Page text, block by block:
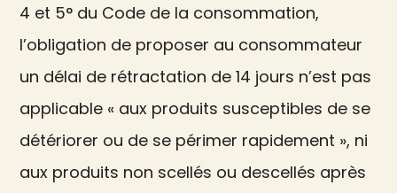
4 et 5° du Code de la consommation,
l’obligation de proposer au consommateur
un délai de rétractation de 14 jours n’est pas
applicable « aux produits susceptibles de se
détériorer ou de se périmer rapidement », ni
aux produits non scellés ou descellés après